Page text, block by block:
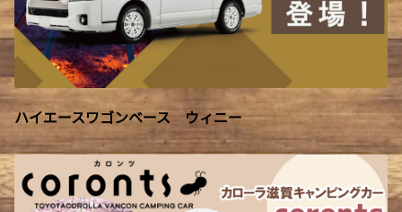
ハイエースワゴンベース ウィニー